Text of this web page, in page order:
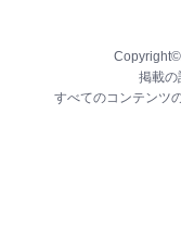
掲載の
すべてのコンテンツ